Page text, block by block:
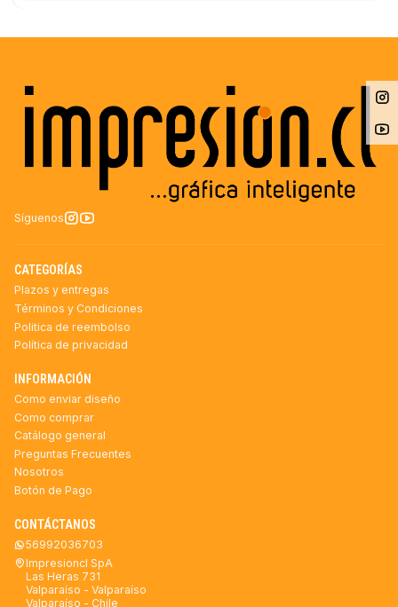
Síguenos
CATEGORÍAS
Plazos y entregas
Términos y Condiciones
Politica de reembolso
Política de privacidad
INFORMACIÓN
Como enviar diseño
Como comprar
Catálogo general
Preguntas Frecuentes
Nosotros
Botón de Pago
CONTÁCTANOS
56992036703
Impresioncl SpA
Las Heras 731
Valparaíso - Valparaíso
Valparaíso - Chile